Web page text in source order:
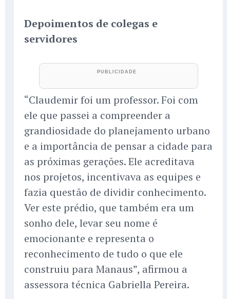
Depoimentos de colegas e
servidores
“Claudemir foi um professor. Foi com
ele que passei a compreender a
grandiosidade do planejamento urbano
e a importância de pensar a cidade para
as próximas gerações. Ele acreditava
nos projetos, incentivava as equipes e
fazia questão de dividir conhecimento.
Ver este prédio, que também era um
sonho dele, levar seu nome é
emocionante e representa o
reconhecimento de tudo o que ele
construiu para Manaus”, afirmou a
assessora técnica Gabriella Pereira.